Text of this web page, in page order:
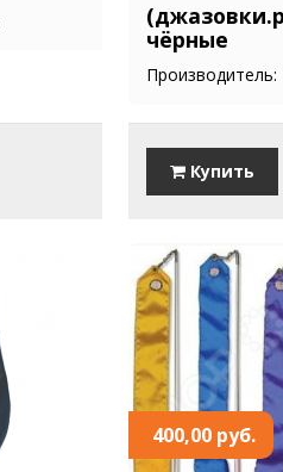
чёрные
Производитель:
Купить
400,00 руб.